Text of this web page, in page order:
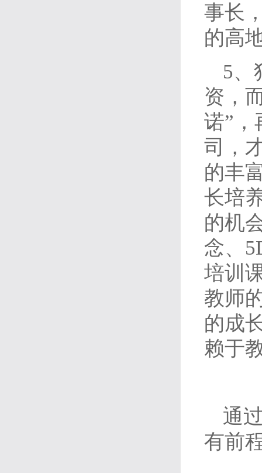
事长
的高
5、
资，
诺”，
司，
的丰
长培
的机
念、
培训
教师
的成
赖于
通
有前